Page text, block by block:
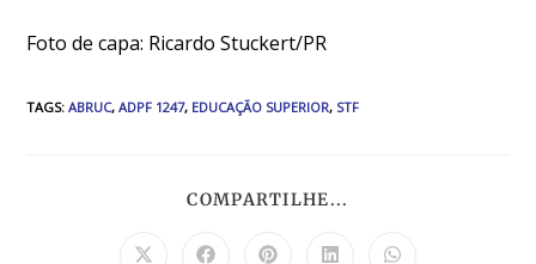
Foto de capa: Ricardo Stuckert/PR
TAGS:ABRUC, ADPF 1247, EDUCAÇÃO SUPERIOR, STF
COMPARTILHE...